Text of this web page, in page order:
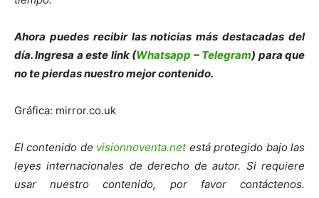
Ahora puedes recibir las noticias más destacadas del
día. Ingresa a este link (Whatsapp – Telegram) para que
no te pierdas nuestro mejor contenido.
Gráfica: mirror.co.uk
El contenido de visionnoventa.netestá protegido bajo las
leyes internacionales de derecho de autor. Si requiere
usar nuestro contenido, por favor contáctenos.